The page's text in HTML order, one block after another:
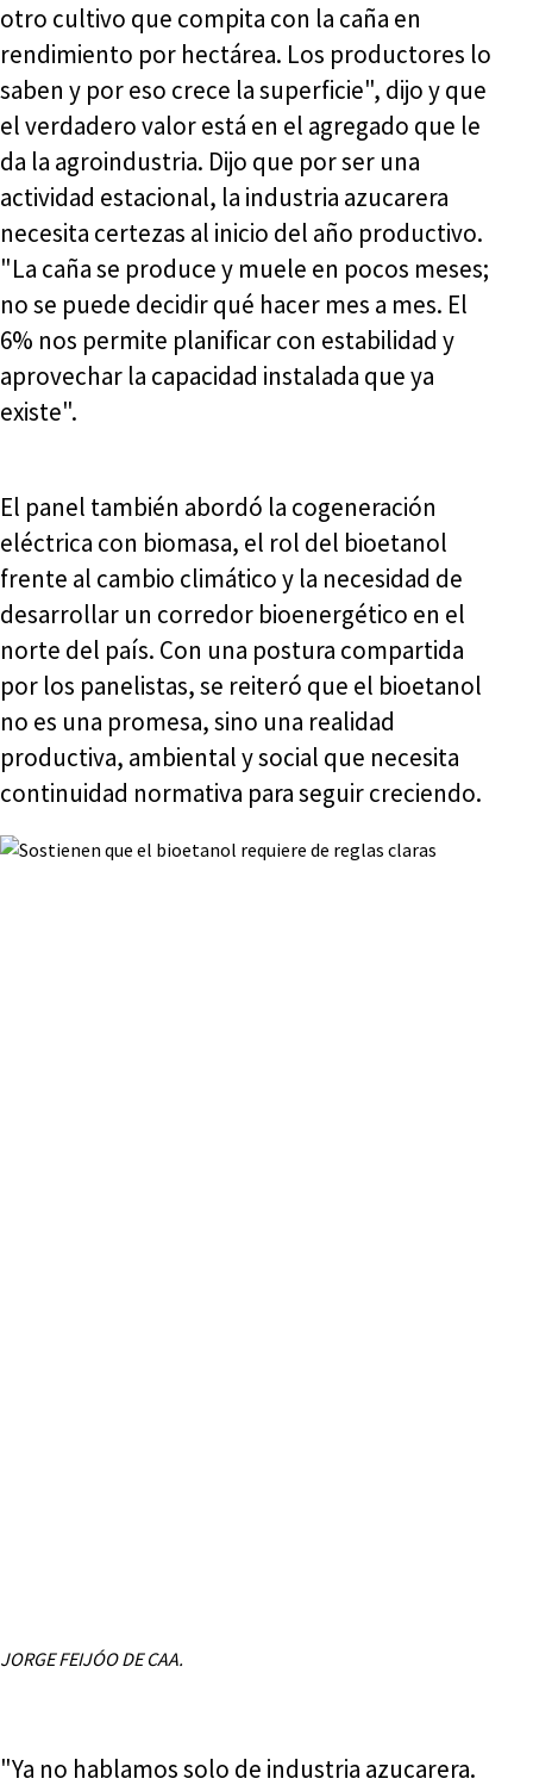
otro cultivo que compita con la caña en
rendimiento por hectárea. Los productores lo
saben y por eso crece la superficie", dijo y que
el verdadero valor está en el agregado que le
da la agroindustria. Dijo que por ser una
actividad estacional, la industria azucarera
necesita certezas al inicio del año productivo.
"La caña se produce y muele en pocos meses;
no se puede decidir qué hacer mes a mes. El
6% nos permite planificar con estabilidad y
aprovechar la capacidad instalada que ya
existe".
El panel también abordó la cogeneración
eléctrica con biomasa, el rol del bioetanol
frente al cambio climático y la necesidad de
desarrollar un corredor bioenergético en el
norte del país. Con una postura compartida
por los panelistas, se reiteró que el bioetanol
no es una promesa, sino una realidad
productiva, ambiental y social que necesita
continuidad normativa para seguir creciendo.
JORGE FEIJÓO DE CAA.
"Ya no hablamos solo de industria azucarera.